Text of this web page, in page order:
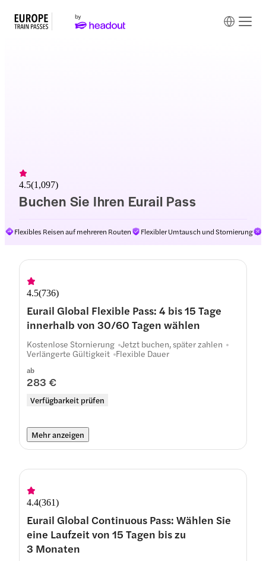
Buchen Sie Ihren Eurail Pass
4.5(1,097)
Flexibles Reisen auf mehreren Routen Flexibler Umtausch und Stornierung
4.5(736)
Eurail Global Flexible Pass: 4 bis 15 Tage
innerhalb von 30/60 Tagen wählen
ab
283 €
Verfügbarkeit prüfen
Kostenlose Stornierung Jetzt buchen, später zahlen
Verlängerte Gültigkeit Flexible Dauer
Mehr anzeigen
4.4(361)
Eurail Global Continuous Pass: Wählen Sie
eine Laufzeit von 15 Tagen bis zu
3 Monaten